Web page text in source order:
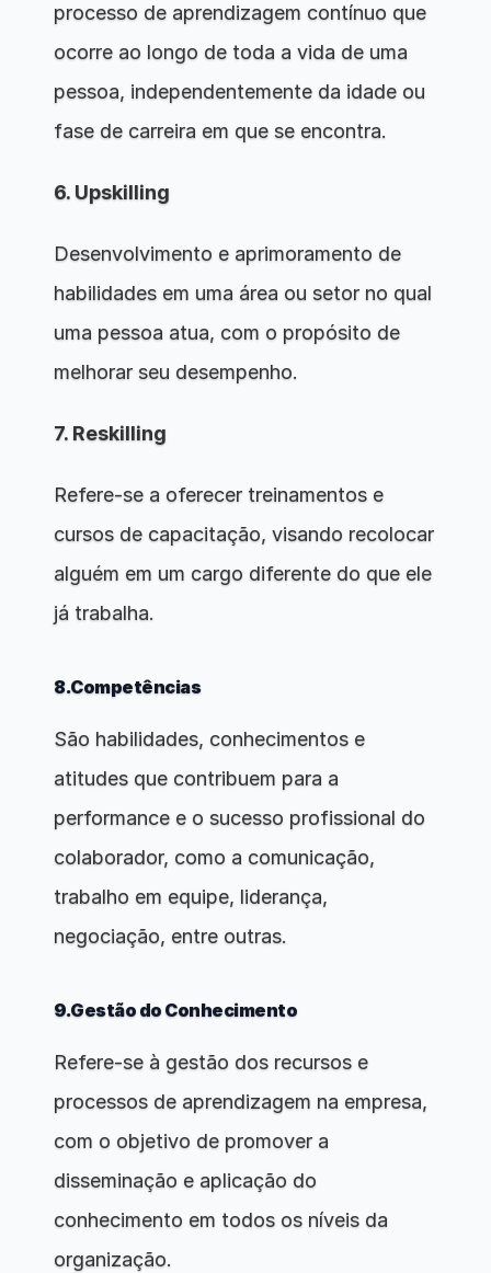
processo de aprendizagem contínuo que
ocorre ao longo de toda a vida de uma
pessoa, independentemente da idade ou
fase de carreira em que se encontra.
6. Upskilling
Desenvolvimento e aprimoramento de
habilidades em uma área ou setor no qual
uma pessoa atua, com o propósito de
melhorar seu desempenho.
7. Reskilling
Refere-se a oferecer treinamentos e
cursos de capacitação, visando recolocar
alguém em um cargo diferente do que ele
já trabalha.
8.Competências
São habilidades, conhecimentos e
atitudes que contribuem para a
performance e o sucesso profissional do
colaborador, como a comunicação,
trabalho em equipe, liderança,
negociação, entre outras.
9.Gestão do Conhecimento
Refere-se à gestão dos recursos e
processos de aprendizagem na empresa,
com o objetivo de promover a
disseminação e aplicação do
conhecimento em todos os níveis da
organização.